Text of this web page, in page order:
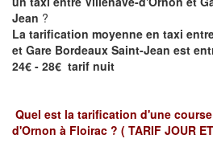
Jean ?
La tarification moyenne en taxi
et Gare Bordeaux Saint-Jean est
24€ - 28€ tarif nuit
Quel est la tarification d'une
d'Ornon à Floirac ? ( TARIF JOUR